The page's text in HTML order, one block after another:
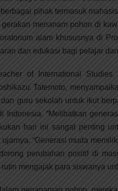
pihak termasuk
menanam pohon di
alam khususnya di
dan edukasi bagi pelajar
of International
Tatemoto,
guru sekolah untuk ikut
Indonesia. “Melibatkan
hari ini sangat penting
“Generasi muda
perubahan positif di
mengajak para siswanya